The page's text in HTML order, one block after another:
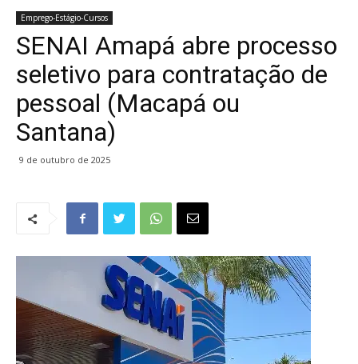
Emprego-Estágio-Cursos
SENAI Amapá abre processo
seletivo para contratação de
pessoal (Macapá ou
Santana)
9 de outubro de 2025